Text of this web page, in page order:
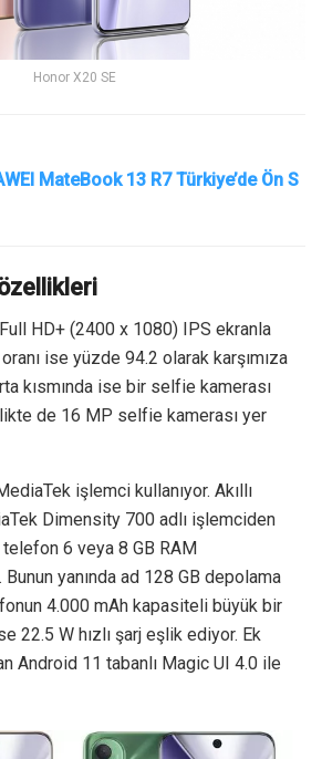
Honor X20 SE
MateBook 13 R7 Türkiye’de Ön S
HD+ (2400 x 1080) IPS ekranla
ise yüzde 94.2 olarak karşımıza
kısmında ise bir selfie kamerası
de 16 MP selfie kamerası yer
işlemci kullanıyor. Akıllı
Dimensity 700 adlı işlemciden
telefon 6 veya 8 GB RAM
yanında ad 128 GB depolama
4.000 mAh kapasiteli büyük bir
22.5 W hızlı şarj eşlik ediyor. Ek
Android 11 tabanlı Magic UI 4.0 ile